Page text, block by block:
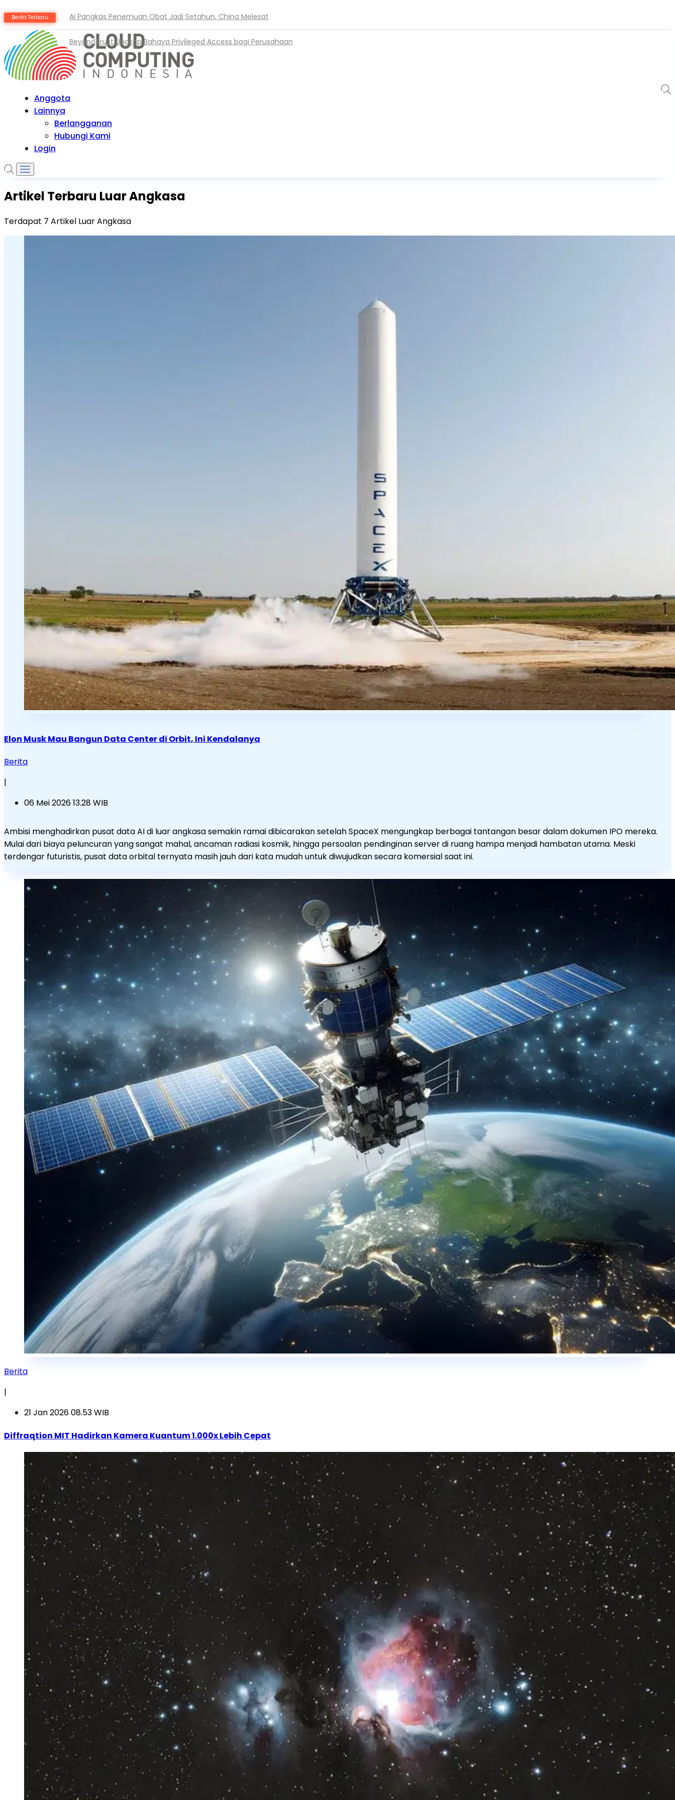
Berita Terbaru AI Pangkas Penemuan Obat Jadi Setahun, China Melesat
BeyondTrust Ungkap Bahaya Privileged Access bagi Perusahaan
Anggota
Lainnya
Berlangganan
Hubungi Kami
Login
Artikel Terbaru Luar Angkasa
Terdapat 7 Artikel Luar Angkasa
Elon Musk Mau Bangun Data Center di Orbit, Ini Kendalanya
Berita
|
06 Mei 2026 13.28 WIB
Ambisi menghadirkan pusat data AI di luar angkasa semakin ramai dibicarakan setelah SpaceX mengungkap berbagai tantangan besar dalam dokumen IPO mereka.
Mulai dari biaya peluncuran yang sangat mahal, ancaman radiasi kosmik, hingga persoalan pendinginan server di ruang hampa menjadi hambatan utama. Meski
terdengar futuristis, pusat data orbital ternyata masih jauh dari kata mudah untuk diwujudkan secara komersial saat ini.
Berita
|
21 Jan 2026 08.53 WIB
Diffraqtion MIT Hadirkan Kamera Kuantum 1.000x Lebih Cepat